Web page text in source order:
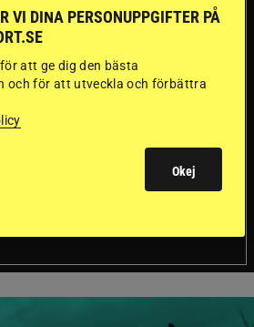
blev
test
vilken som är den säkraste.
stor skillnad på säkerheten
VI DINA PERSONUPPGIFTER PÅ
att ge dig den bästa
och för att utveckla och förbättra
Okej